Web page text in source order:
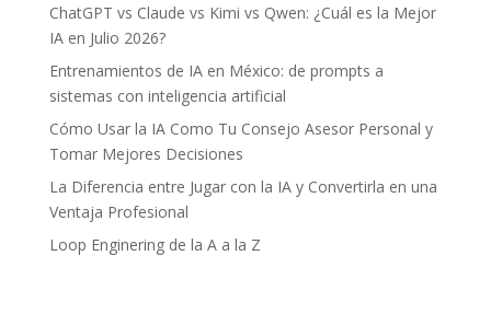
ChatGPT vs Claude vs Kimi vs Qwen: ¿Cuál es la Mejor
IA en Julio 2026?
Entrenamientos de IA en México: de prompts a
sistemas con inteligencia artificial
Cómo Usar la IA Como Tu Consejo Asesor Personal y
Tomar Mejores Decisiones
La Diferencia entre Jugar con la IA y Convertirla en una
Ventaja Profesional
Loop Enginering de la A a la Z